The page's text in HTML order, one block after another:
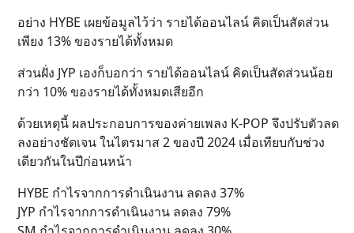
อย่าง HYBE เผยข้อมูลไว้ว่า รายได้ออนไลน์ คิดเป็นสัดส่วน
เพียง 13% ของรายได้ทั้งหมด
ส่วนฝั่ง JYP เองก็บอกว่า รายได้ออนไลน์ คิดเป็นสัดส่วนน้อย
กว่า 10% ของรายได้ทั้งหมดเสียอีก
ด้วยเหตุนี้ ผลประกอบการของค่ายเพลง K-POP จึงปรับตัวลด
ลงอย่างชัดเจน ในไตรมาส 2 ของปี 2024 เมื่อเทียบกับช่วง
เดียวกันในปีก่อนหน้า
HYBE กำไรจากการดำเนินงาน ลดลง 37%
JYP กำไรจากการดำเนินงาน ลดลง 79%